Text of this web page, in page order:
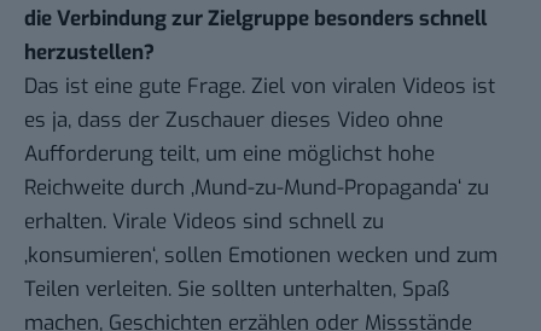
die Verbindung zur Zielgruppe besonders schnell
herzustellen?
Das ist eine gute Frage. Ziel von viralen Videos ist
es ja, dass der Zuschauer dieses Video ohne
Aufforderung teilt, um eine möglichst hohe
Reichweite durch ‚Mund-zu-Mund-Propaganda‘ zu
erhalten. Virale Videos sind schnell zu
‚konsumieren‘, sollen Emotionen wecken und zum
Teilen verleiten. Sie sollten unterhalten, Spaß
machen, Geschichten erzählen oder Missstände